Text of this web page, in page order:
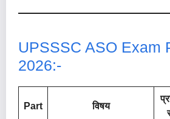
UPSSSC ASO Exam
2026:-
Part विषय